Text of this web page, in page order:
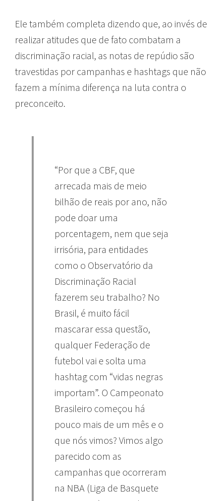
Ele também completa dizendo que, ao invés de
realizar atitudes que de fato combatam a
discriminação racial, as notas de repúdio são
travestidas por campanhas e hashtags que não
fazem a mínima diferença na luta contra o
preconceito.
“Por que a CBF, que
arrecada mais de meio
bilhão de reais por ano, não
pode doar uma
porcentagem, nem que seja
irrisória, para entidades
como o Observatório da
Discriminação Racial
fazerem seu trabalho? No
Brasil, é muito fácil
mascarar essa questão,
qualquer Federação de
futebol vai e solta uma
hashtag com “vidas negras
importam”. O Campeonato
Brasileiro começou há
pouco mais de um mês e o
que nós vimos? Vimos algo
parecido com as
campanhas que ocorreram
na NBA (Liga de Basquete